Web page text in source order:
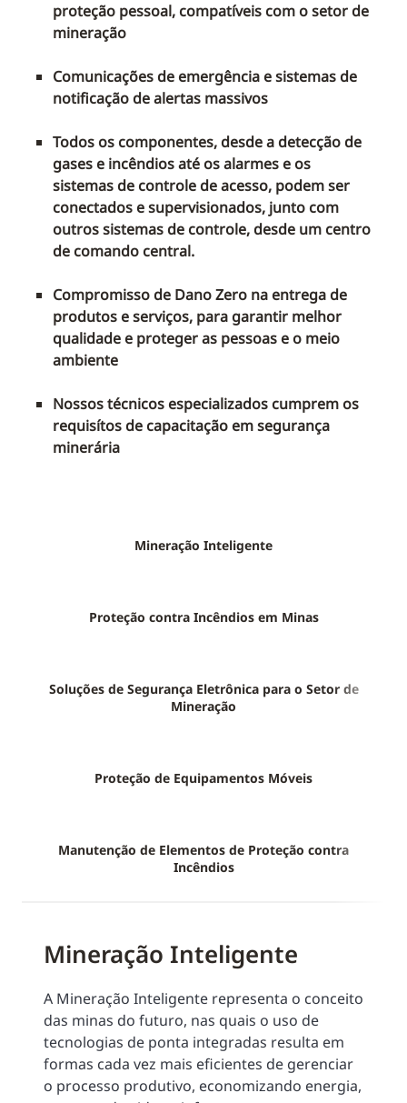
proteção pessoal, compatíveis com o setor de
mineração
Comunicações de emergência e sistemas de
notificação de alertas massivos
Todos os componentes, desde a detecção de
gases e incêndios até os alarmes e os
sistemas de controle de acesso, podem ser
conectados e supervisionados, junto com
outros sistemas de controle, desde um centro
de comando central.
Compromisso de Dano Zero na entrega de
produtos e serviços, para garantir melhor
qualidade e proteger as pessoas e o meio
ambiente
Nossos técnicos especializados cumprem os
requisítos de capacitação em segurança
minerária
Mineração Inteligente
Proteção contra Incêndios em Minas
Soluções de Segurança Eletrônica para o Setor de
Mineração
Proteção de Equipamentos Móveis
Manutenção de Elementos de Proteção contra
Incêndios
Mineração Inteligente
A Mineração Inteligente representa o conceito
das minas do futuro, nas quais o uso de
tecnologias de ponta integradas resulta em
formas cada vez mais eficientes de gerenciar
o processo produtivo, economizando energia,